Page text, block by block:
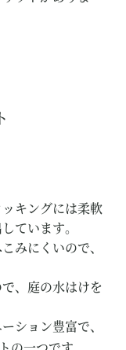
キングには柔軟
ています。
みにくいので、
、庭の水はけを
ション豊富で、